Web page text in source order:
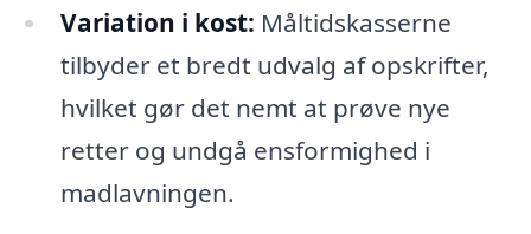
Variation i kost: Måltidskasserne
tilbyder et bredt udvalg af opskrifter,
hvilket gør det nemt at prøve nye
retter og undgå ensformighed i
madlavningen.